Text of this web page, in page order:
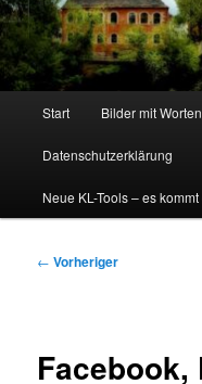
Start Bilder mit
Datenschutzerklärung
Neue KL-Tools – es
Beitragsnavigation
← Vorheriger